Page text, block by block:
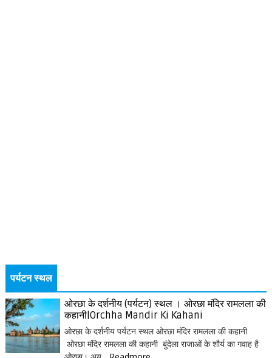
पर्यटन स्थल
ओरछा के दर्शनीय (पर्यटन) स्थल । ओरछा मंदिर रामलला की
कहानी|Orchha Mandir Ki Kahani
ओरछा के दर्शनीय पर्यटन स्थल ओरछा मंदिर रामलला की कहानी
ओरछा मंदिर रामलला की कहानी बुंदेला राजाओं के शौर्य का गवाह है